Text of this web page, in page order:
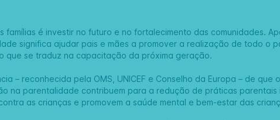
famílias é investir no futuro e no fortalecimento das comunidades.
significa ajudar pais e mães a promover a realização de todo o
que se traduz na capacitação da próxima geração.
– reconhecida pela OMS, UNICEF e Conselho da Europa – de que
na parentalidade contribuem para a redução de práticas parentais
as crianças e promovem a saúde mental e bem-estar das